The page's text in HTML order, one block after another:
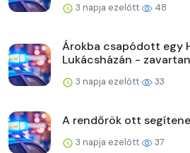
3 napja ezelőtt 48
Árokba csapódott egy
Lukácsházán -
3 napja ezelőtt 33
A rendőrök ott
3 napja ezelőtt 37